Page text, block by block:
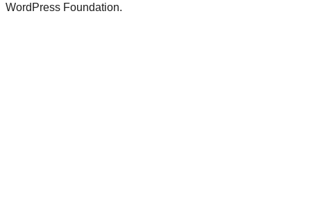
WordPress Foundation.